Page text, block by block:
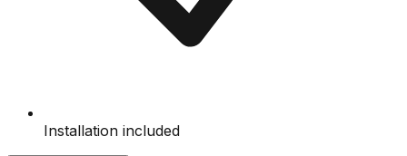
Installation included